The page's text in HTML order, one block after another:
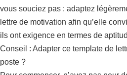
vous souciez pas : adaptez
lettre de motivation afin qu’elle
ils ont exigence en termes de
Conseil : Adapter ce template de
poste ?